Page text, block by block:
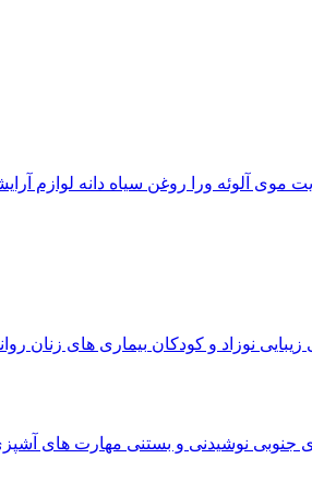
موی آلوئه‌ ورا روغن سیاه دانه لوازم
نوزاد و کودکان بیماری های زنان
جنوبی نوشیدنی و بستنی مهارت های